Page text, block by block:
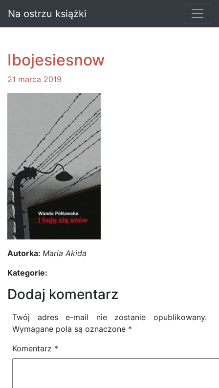
Na ostrzu książki
Ibojesiesnow
21 marca 2019
Autorka: Maria Akida
Kategorie:
Dodaj komentarz
Twój adres e-mail nie zostanie opublikowany.
Wymagane pola są oznaczone *
Komentarz *